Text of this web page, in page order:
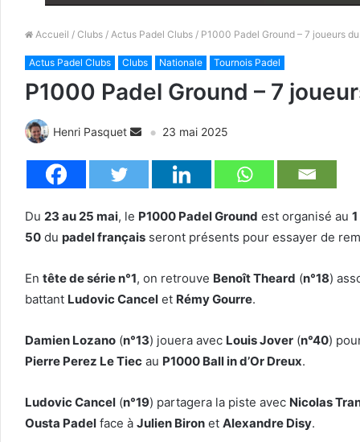
Accueil / Clubs / Actus Padel Clubs / P1000 Padel Ground – 7 joueurs
Actus Padel Clubs Clubs Nationale Tournois Padel
P1000 Padel Ground – 7
Henri Pasquet 23 mai 2025
Du 23 au 25 mai, le P1000 Padel Ground est organisé au
50 du padel français seront présents pour essayer de
En tête de série n°1, on retrouve Benoît Theard (n°18)
battant Ludovic Cancel et Rémy Gourre.
Damien Lozano (n°13) jouera avec Louis Jover (n°40)
Pierre Perez Le Tiec au P1000 Ball in d’Or Dreux.
Ludovic Cancel (n°19) partagera la piste avec Nicolas
Ousta Padel face à Julien Biron et Alexandre Disy.